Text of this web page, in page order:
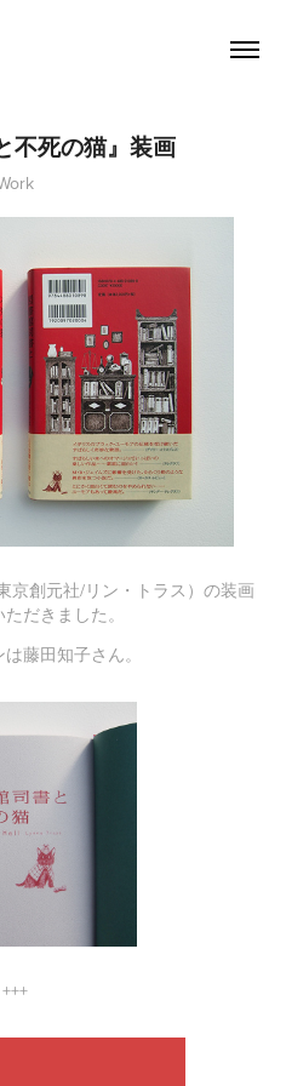
不死の猫』装画
京創元社/リン・トラス）の装画
だきました。
藤田知子さん。
+++